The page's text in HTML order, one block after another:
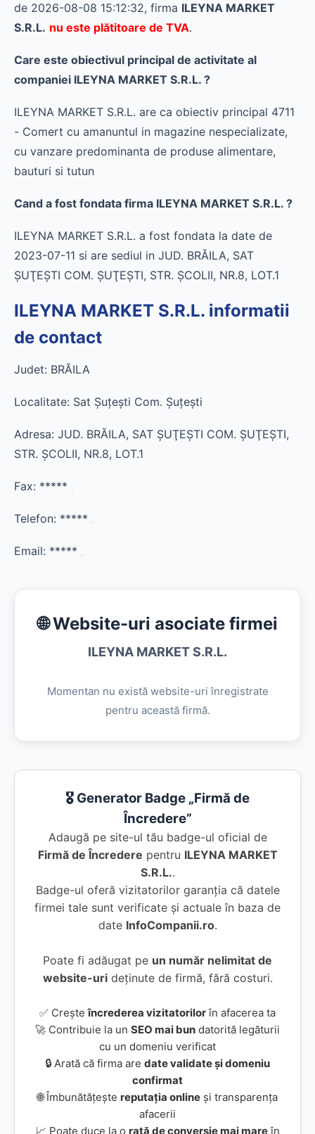
de 2026-08-08 15:12:32, firma ILEYNA MARKET
S.R.L. nu este plătitoare de TVA.
Care este obiectivul principal de activitate al
companiei ILEYNA MARKET S.R.L. ?
ILEYNA MARKET S.R.L. are ca obiectiv principal 4711
- Comert cu amanuntul in magazine nespecializate,
cu vanzare predominanta de produse alimentare,
bauturi si tutun
Cand a fost fondata firma ILEYNA MARKET S.R.L. ?
ILEYNA MARKET S.R.L. a fost fondata la date de
2023-07-11 si are sediul in JUD. BRĂILA, SAT
ŞUŢEŞTI COM. ŞUŢEŞTI, STR. ŞCOLII, NR.8, LOT.1
ILEYNA MARKET S.R.L. informatii
de contact
Judet: BRĂILA
Localitate: Sat Şuţeşti Com. Şuţeşti
Adresa: JUD. BRĂILA, SAT ŞUŢEŞTI COM. ŞUŢEŞTI,
STR. ŞCOLII, NR.8, LOT.1
Fax: *****
Telefon: *****
Email: *****
🌐 Website-uri asociate firmei
ILEYNA MARKET S.R.L.
Momentan nu există website-uri înregistrate
pentru această firmă.
🎖️ Generator Badge „Firmă de
Încredere”
Adaugă pe site-ul tău badge-ul oficial de
Firmă de Încredere pentru ILEYNA MARKET
S.R.L..
Badge-ul oferă vizitatorilor garanția că datele
firmei tale sunt verificate și actuale în baza de
date InfoCompanii.ro.
Poate fi adăugat pe un număr nelimitat de
website-urideținute de firmă, fără costuri.
✅ Creșteîncrederea vizitatorilorîn afacerea ta
🚀 Contribuie la un SEO mai bun datorită legăturii
cu un domeniu verificat
🔒 Arată că firma are date validate și domeniu
confirmat
🌐 Îmbunătățește reputația online și transparența
afacerii
📈 Poate duce la o rată de conversie mai mareîn